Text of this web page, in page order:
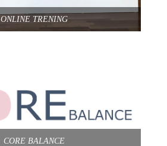
ONLINE TRENING
CORE BALANCE